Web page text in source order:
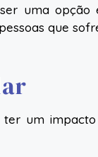
uma
que
um